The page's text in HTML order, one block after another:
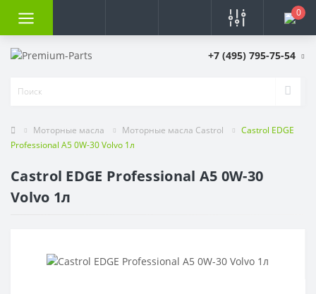
0
+7 (495) 795-75-54
Моторные масла Моторные масла Castrol
Castrol EDGE
Professional A5 0W-30 Volvo 1л
Castrol EDGE Professional A5 0W-30
Volvo 1л